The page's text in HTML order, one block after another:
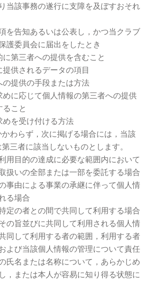
当該事務の遂行に支障を及ぼすおそれ
を告知あるいは公表し，かつ当クラブ
護委員会に届出をしたとき
に第三者への提供を含むこと
提供されるデータの項目
の提供の手段または方法
めに応じて個人情報の第三者への提供
ること
めを受け付ける方法
わらず，次に掲げる場合には，当該
三者に該当しないものとします。
用目的の達成に必要な範囲内において
扱いの全部または一部を委託する場合
事由による事業の承継に伴って個人情
る場合
定の者との間で共同して利用する場合
の旨並びに共同して利用される個人情
同して利用する者の範囲，利用する者
よび当該個人情報の管理について責任
氏名または名称について，あらかじめ
，または本人が容易に知り得る状態に